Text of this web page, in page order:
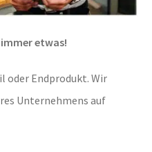
etwas!
Endprodukt. Wir
Unternehmens auf